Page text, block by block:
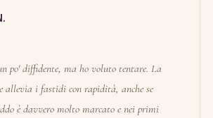
po' diffidente, ma ho voluto tentare. La
e allevia i fastidi con rapidità, anche se
è davvero molto marcato e nei primi